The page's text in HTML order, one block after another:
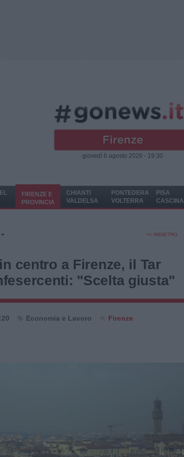
giovedì 6 agosto 2026 - 19:30
FIRENZE E
PROVINCIA
CHIANTI
VALDELSA
PONTEDERA
VOLTERRA
PISA
CASCINA
<< INDIETRO
centro a Firenze, il Tar
"Scelta giusta"
Economia e Lavoro Firenze